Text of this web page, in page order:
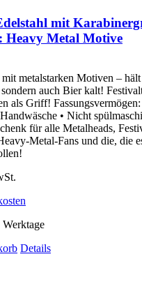
mehrere
Varianten
auf.
können
auf
der
Produktseite
gewählt
werden
mit
Heavy Metal Motive
mit metalstarken Motiven –
auch Bier kalt!
als Griff!
• Nicht
für alle Metalheads,
Metal-Fans und die, die
Werktage
Details